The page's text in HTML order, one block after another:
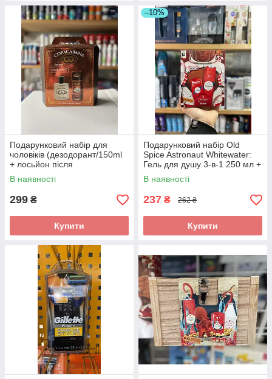
Подарунковий набір для
чоловіків (дезодорант/150ml
+ лосьйон після
бриття/100ml) Jean Marc
Copacabana
В наявності
299 ₴
Купити
–10%
Подарунковий набір Old
Spice Astronaut Whitewater:
Гель для душу 3-в-1 250 мл +
Твердий дезодорант 50 мл
В наявності
237 ₴ 262 ₴
Купити